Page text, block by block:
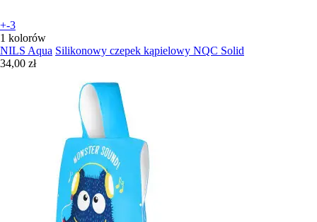
+-3
1 kolorów
NILS Aqua Silikonowy czepek kąpielowy NQC Solid
34,00 zł